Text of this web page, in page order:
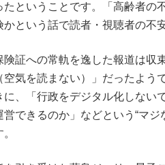
たということです。「高齢者の
かという話で読者・視聴者の不
険証への常軌を逸した報道は収
気を読まない）」だったよう
に、「行政をデジタル化しない
できるのか」などという“マ